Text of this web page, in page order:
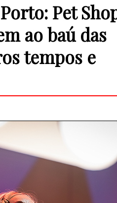
Pet
ao baú das
tempos e